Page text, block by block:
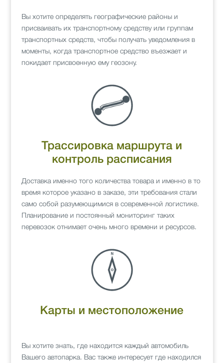
Вы хотите определять географические районы и
присваивать их транспортному средству или группам
транспортных средств, чтобы получать уведомления в
моменты, когда транспортное средство въезжает и
покидает присвоенную ему геозону.
Трассировка маршрута и
контроль расписания
Доставка именно того количества товара и именно в то
время которое указано в заказе, эти требования стали
само собой разумеющимися в современной логистике.
Планирование и постоянный мониторинг таких
перевозок отнимает очень много времени и ресурсов.
Карты и местоположение
Вы хотите знать, где находится каждый автомобиль
Вашего автопарка. Вас также интересует где находился